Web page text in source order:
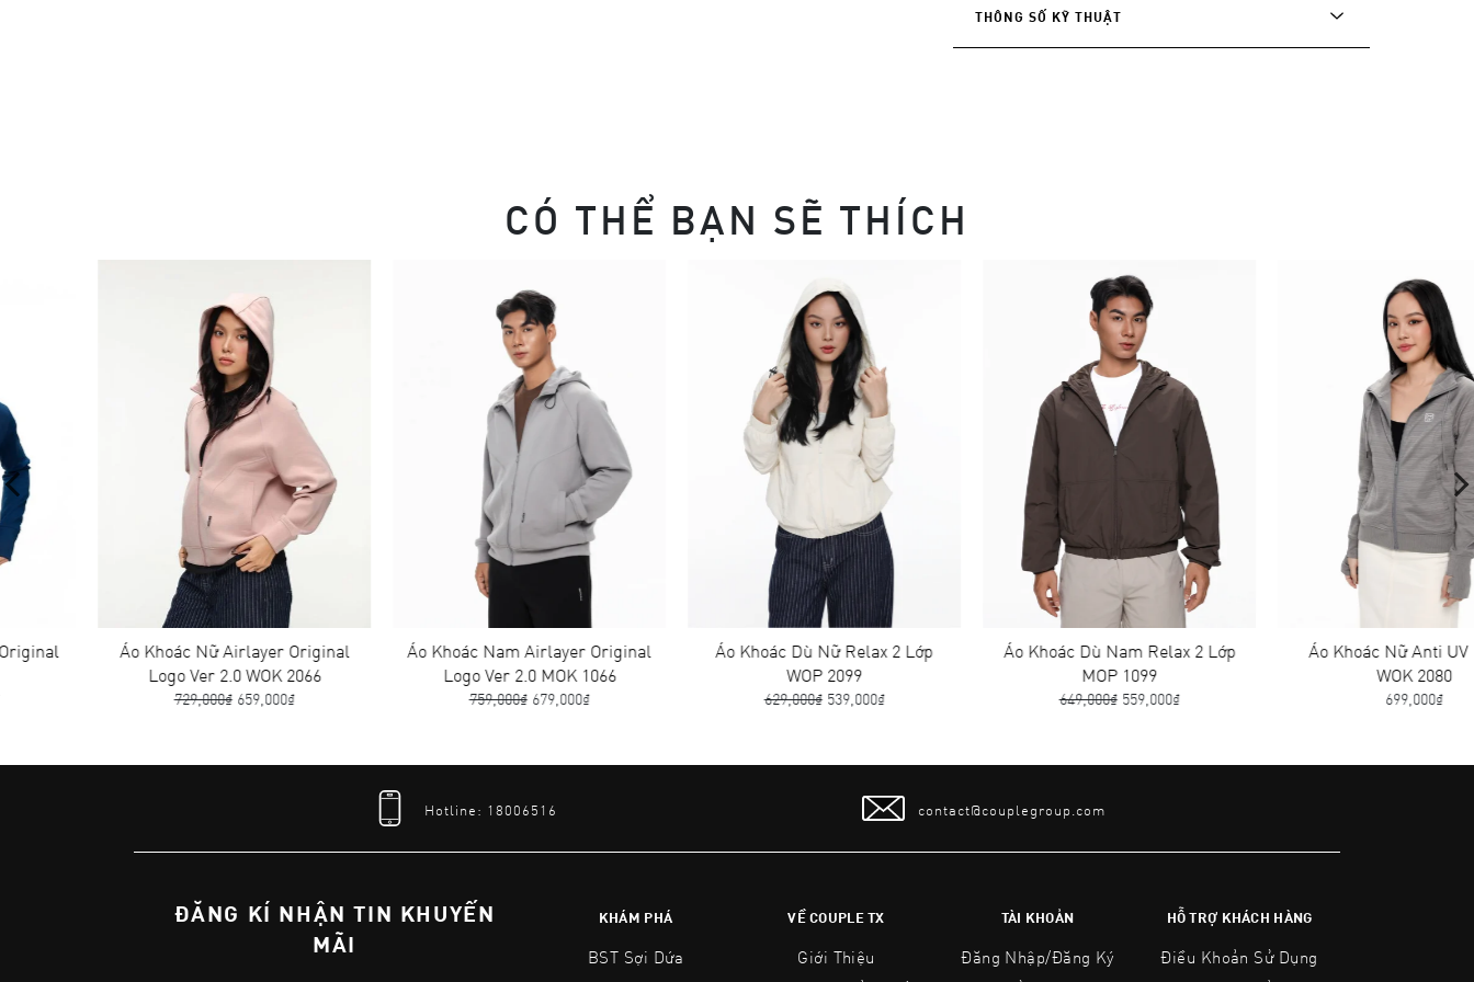
THÔNG SỐ KỸ THUẬT
CÓ THỂ BẠN SẼ THÍCH
Áo Khoác Nữ Airlayer Original
Logo Ver 2.0 WOK 2066
659,000₫
Áo Khoác Nam Airlayer Original
Logo Ver 2.0 MOK 1066
679,000₫
Áo Khoác Dù Nữ Relax 2 Lớp
539,000₫
Áo Khoác Dù Nam Relax 2 Lớp
559,000₫
Áo Khoác Nữ Anti UV Helios
Hotline: 18006516 contact@couplegroup.com
ĐĂNG KÍ NHẬN TIN KHUYẾN
MÃI
KHÁM PHÁ
BST Sợi Dứa
VỀ COUPLE TX
Giới Thiệu
TÀI KHOẢN
Đăng Nhập/Đăng Ký
HỖ TRỢ KHÁCH HÀNG
Điều Khoản Sử Dụng